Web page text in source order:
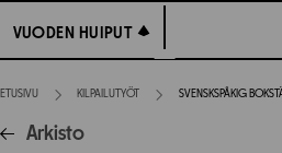
suoraan
sisältöön
VUODEN HUIPUT
VUODEN HUIPUT
ETUSIVU KILPAILUTYÖT SVENSKSPÅKIG
Arkisto